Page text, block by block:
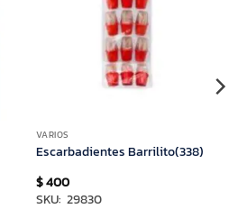
VARIOS
Escarbadientes Barrilito(338)
$400
SKU: 29830